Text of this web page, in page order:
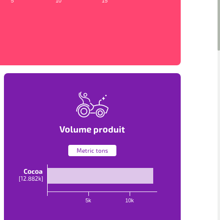
Volume produit
Metric tons
Cocoa
[12.882k]
5k 10k